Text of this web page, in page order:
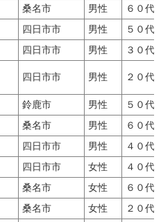
桑名市 男性
６０代
四日市市 男性
５０代
四日市市 男性
３０代
四日市市 男性 ２０代
鈴鹿市 男性
５０代
桑名市 男性
６０代
四日市市 男性
４０代
四日市市 女性
４０代
桑名市 女性
６０代
桑名市 女性 ２０代